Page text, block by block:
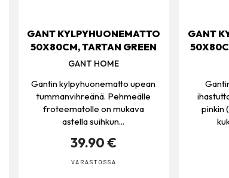
GANT KYLPYHUONEMATTO
50X80CM, TARTAN GREEN
GANT HOME
Gantin kylpyhuonematto upean
tummanvihreänä. Pehmeälle
froteematolle on mukava
astella suihkun...
39.90 €
VARASTOSSA
GANT
pinkin